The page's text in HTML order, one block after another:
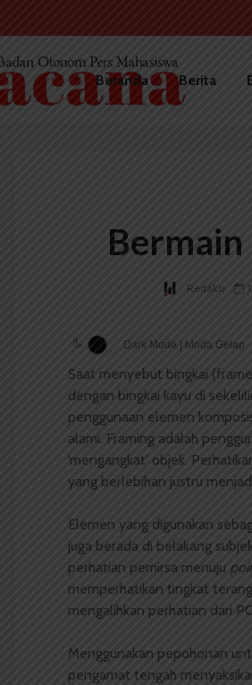
Beranda Berita
Redaksi
Dark Mode | Moda Gelap
Saat menyebut bingkai
dengan bingkai kayu di
penggunaan elemen
alami. Framing adalah
‘mengangkat’ objek.
yang berlebihan justru
Elemen yang digunakan
juga berada di belakang
perhatian pemirsa menuju
memperhatikan tingkat
mengalihkan perhatian dari
Menggunakan pepohonan
pengamat tengah